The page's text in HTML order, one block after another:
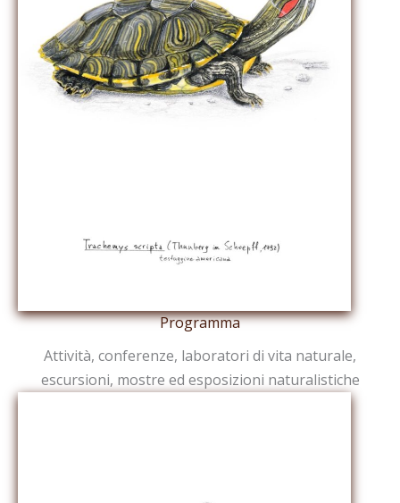
Programma
Attività, conferenze, laboratori di vita naturale,
escursioni, mostre ed esposizioni naturalistiche